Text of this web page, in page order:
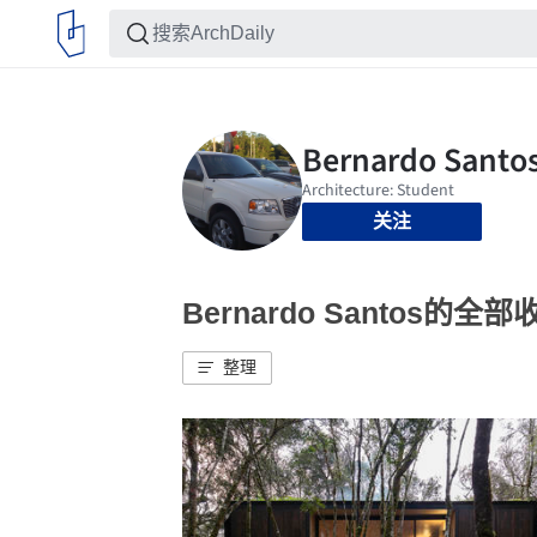
关注
Bernardo Santos的全部
整理